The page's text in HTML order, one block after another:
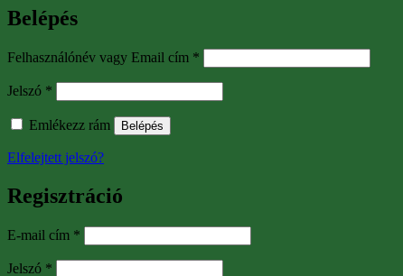
Belépés
Felhasználónév vagy Email cím *
Jelszó *
Emlékezz rám Belépés
Elfelejtett jelszó?
Regisztráció
E-mail cím *
Jelszó *